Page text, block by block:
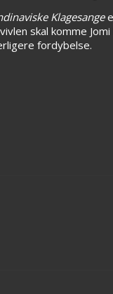
Klagesange
skal komme
fordybelse.